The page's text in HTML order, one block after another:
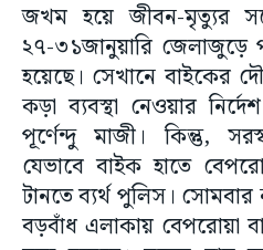
জখম হয়ে জীবন-মৃত্যুর
২৭-৩১জানুয়ারি জেলাজুড়ে
হয়েছে। সেখানে বাইকের
কড়া ব্যবস্থা নেওয়ার
পূর্ণেন্দু মাজী। কিন্তু,
যেভাবে বাইক হাতে
টানতে ব্যর্থ পুলিস। সোমবার
বড়বাঁধ এলাকায় বেপরোয়া